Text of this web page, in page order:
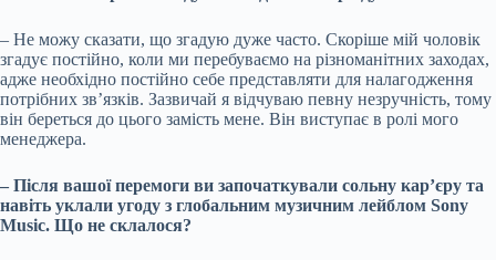
– Не можу сказати, що згадую дуже часто. Скоріше мій чоловік
згадує постійно, коли ми перебуваємо на різноманітних заходах,
адже необхідно постійно себе представляти для налагодження
потрібних зв’язків. Зазвичай я відчуваю певну незручність, тому
він береться до цього замість мене. Він виступає в ролі мого
менеджера.
– Після вашої перемоги ви започаткували сольну кар’єру та
навіть уклали угоду з глобальним музичним лейблом Sony
Music. Що не склалося?